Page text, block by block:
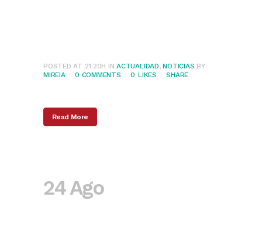
POSTED AT 21:20H INACTUALIDAD,NOTICIAS BY
MIREIA
0 COMMENTS 0 LIKES SHARE
Read More
24 Ago